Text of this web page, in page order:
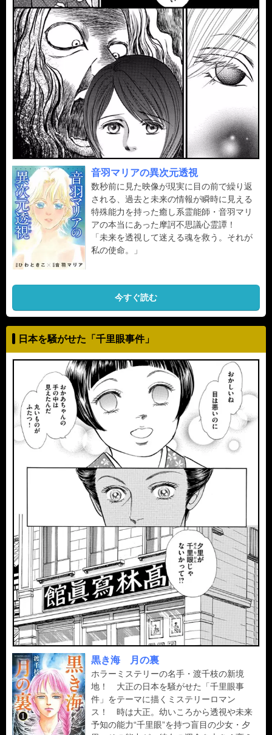
音羽マリアの異次元透視
数秒前に見た映像が現実に目の前で繰り返
される、過去と未来の情報が瞬時に見える
特殊能力を持った癒し系霊能師・音羽マリ
アの本当にあった摩訶不思議心霊譚！
「未来を透視して迷える魂を救う。それが
私の使命。」
今すぐ読む
日本を騒がせた「千里眼事件」
黒き海 月の裏
ホラーミステリーの名手・渡千枝の新境
地！ 大正の日本を騒がせた「千里眼事
件」をテーマに描くミステリーロマン
ス！ 時は大正。幼いころから透視や未来
予知の能力“千里眼”を持つ盲目の少女・夕